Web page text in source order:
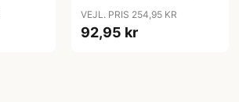
VEJL. PRIS 254,95 KR
92,95 kr